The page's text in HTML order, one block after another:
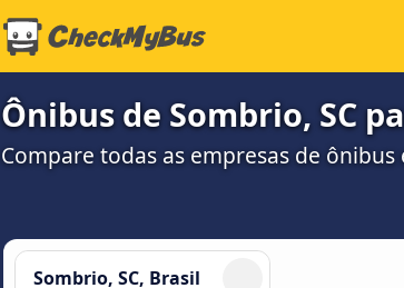
Ônibus de Sombrio, SC
Compare todas as empresas de